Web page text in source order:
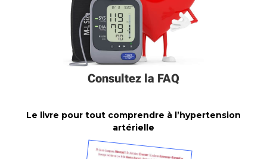
Consultez la FAQ
Le livre pour tout comprendre à l’hypertension
artérielle